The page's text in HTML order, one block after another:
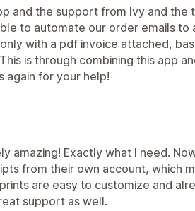
značky Pole Čísla faktur
Čárové kódy Loga Více měn
and the support from Ivy and the
to automate our order emails to
with a pdf invoice attached,
is through combining this app
again for your help!
amazing! Exactly what I need.
from their own account, which
are easy to customize and
support as well.